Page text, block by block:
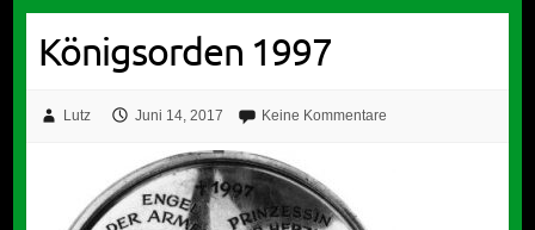
Königsorden 1997
Lutz Juni 14, 2017 Keine Kommentare